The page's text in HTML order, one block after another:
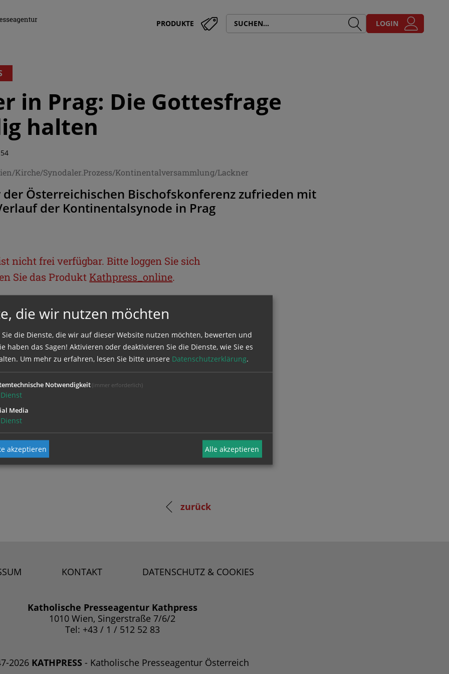
PRODUKTE LOGIN
in Prag: Die Gottesfrage
halten
Kirche/Synodaler.Prozess/Kontinentalversammlung/Lackner
Österreichischen Bischofskonferenz zufrieden mit
der Kontinentalsynode in Prag
nicht frei verfügbar. Bitte loggen Sie sich
Sie das Produkt Kathpress_online.
sich mit Ihrem Benutzernamen und
zurück
KONTAKT DATENSCHUTZ & COOKIES
Katholische Presseagentur Kathpress
1010 Wien, Singerstraße 7/6/2
Tel: +43 / 1 / 512 52 83
2026 KATHPRESS - Katholische Presseagentur Österreich
die wir nutzen möchten
Sie die Dienste, die wir auf dieser Website nutzen möchten, bewerten und
haben das Sagen! Aktivieren oder deaktivieren Sie die Dienste, wie Sie es
Um mehr zu erfahren, lesen Sie bitte unsere Datenschutzerklärung.
Notwendigkeit (immer erforderlich)
Dienst
Media
Dienst
akzeptieren Alle akzeptieren